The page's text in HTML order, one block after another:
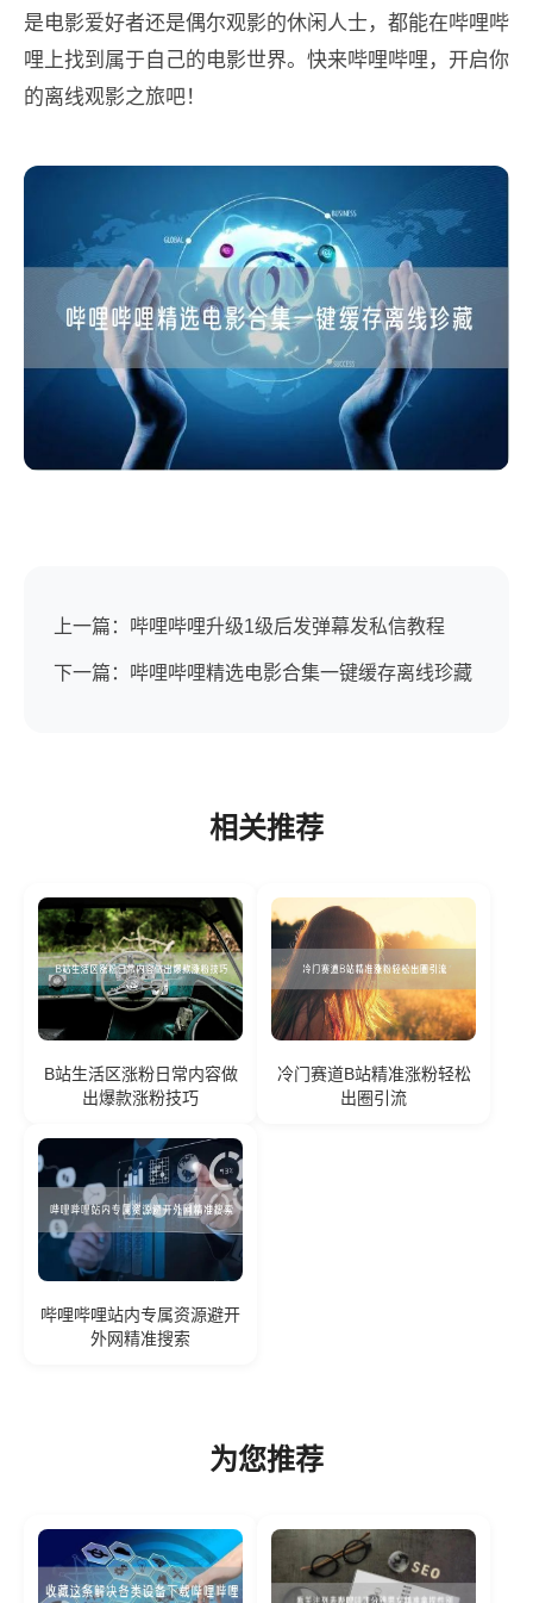
是电影爱好者还是偶尔观影的休闲人士，都能在哔哩哔
哩上找到属于自己的电影世界。快来哔哩哔哩，开启你
的离线观影之旅吧！
上一篇：哔哩哔哩升级1级后发弹幕发私信教程
下一篇：哔哩哔哩精选电影合集一键缓存离线珍藏
相关推荐
B站生活区涨粉日常内容做
出爆款涨粉技巧
冷门赛道B站精准涨粉轻松
出圈引流
哔哩哔哩站内专属资源避开
外网精准搜索
为您推荐